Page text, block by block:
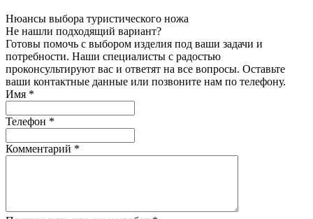
Нюансы выбора туристического ножа
Не нашли подходящий вариант?
Готовы помочь с выбором изделия под ваши задачи и
потребности. Наши специалисты с радостью
проконсультируют вас и ответят на все вопросы. Оставьте
ваши контактные данные или позвоните нам по телефону.
Имя *
Телефон *
Комментарий *